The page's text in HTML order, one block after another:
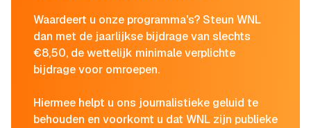
Waardeert u onze programma's? Steun WNL
dan met de jaarlijkse bijdrage van slechts
€8,50, de wettelijk minimale verplichte
bijdrage voor omroepen.
Hiermee helpt u ons journalistieke geluid te
behouden en voorkomt u dat WNL zijn publieke